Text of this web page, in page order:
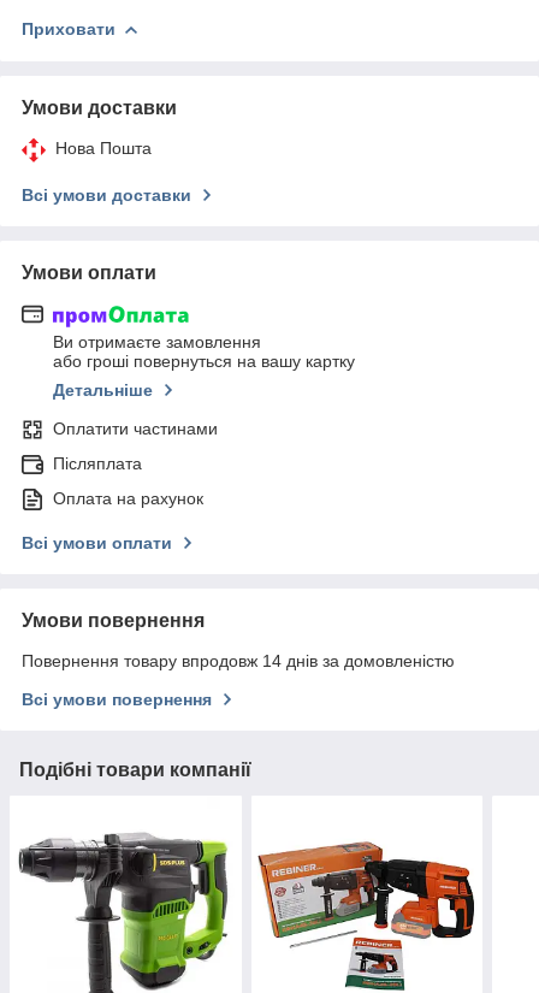
Приховати
Умови доставки
Нова Пошта
Всі умови доставки
Умови оплати
Ви отримаєте замовлення
або гроші повернуться на вашу картку
Детальніше
Оплатити частинами
Післяплата
Оплата на рахунок
Всі умови оплати
Умови повернення
Повернення товару впродовж 14 днів за домовленістю
Всі умови повернення
Подібні товари компанії